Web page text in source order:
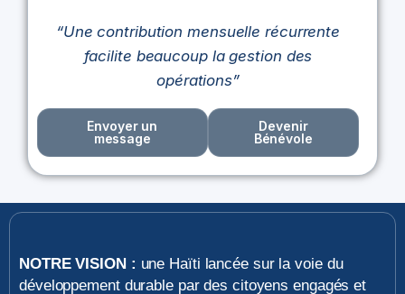
“Une contribution mensuelle récurrente
facilite beaucoup la gestion des
opérations”
Envoyer un
message
Devenir
Bénévole
NOTRE VISION : une Haïti lancée sur la voie du
développement durable par des citoyens engagés et